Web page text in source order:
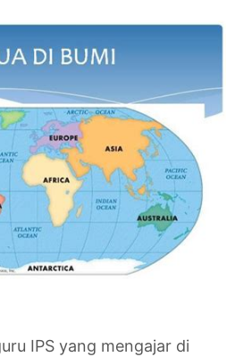
IPS yang mengajar di